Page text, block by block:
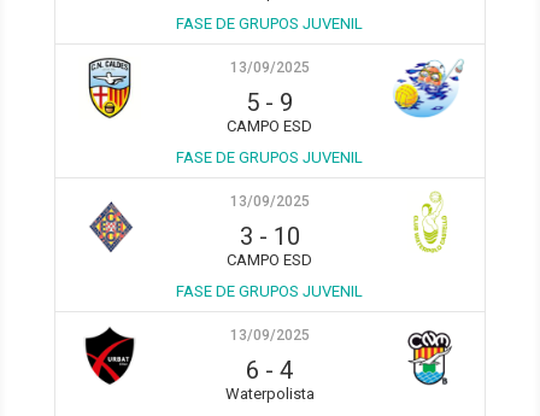
FASE DE GRUPOS JUVENIL
13/09/2025
5 - 9
CAMPO ESD
FASE DE GRUPOS JUVENIL
13/09/2025
3 - 10
CAMPO ESD
FASE DE GRUPOS JUVENIL
13/09/2025
6 -4
Waterpolista